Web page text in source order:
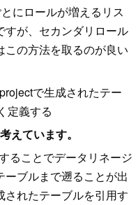
にロールが増えるリス
すが、セカンダリロール
の方法を取るのが良い
で生成されたテー
定義する
えています。
ることでデータリネージ
ブルまで遡ることが出
れたテーブルを引用す